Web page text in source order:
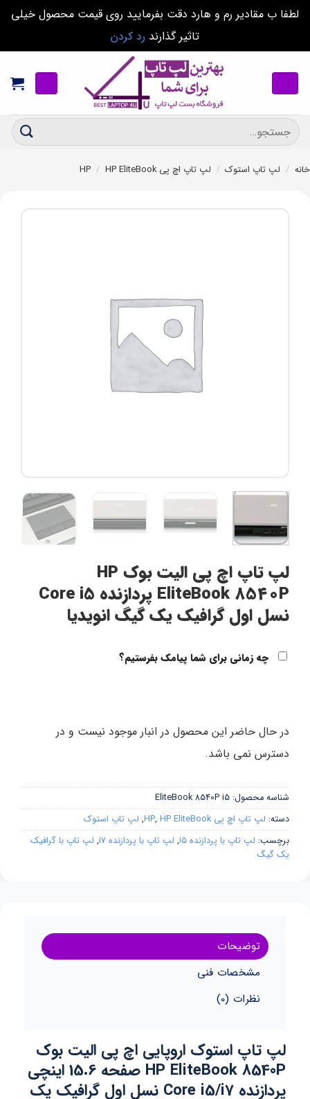
لطفا ب مقادیر رم و هارد دقت بفرمایید روی قیمت محصول خیلی
تاثیر گذارند رد کردن
content
جستجو
برای:
خانه / لپ تاپ استوک / لپ تاپ اچ پی HP / HP EliteBook
لپ تاپ اچ پی الیت بوک HP
EliteBook 8540P پردازنده Core i5
نسل اول گرافیک یک گیگ انویدیا
چه زمانی برای شما پیامک بفرستیم؟
در حال حاضر این محصول در انبار موجود نیست و در
دسترس نمی باشد.
شناسه محصول: EliteBook 8540P i5
دسته: لپ تاپ اچ پی HP , HP EliteBook
, لپ تاپ استوک
برچسب: لپ تاپ با پردازنده i5 , لپ تاپ با پردازنده i7 , لپ تاپ با گرافیک
یک گیگ
توضیحات
مشخصات فنی
نظرات (0)
لپ تاپ استوک اروپایی اچ پی الیت بوک
HP EliteBook 8540P صفحه 15.6 اینچی
پردازنده Core i5/i7 نسل اول گرافیک یک